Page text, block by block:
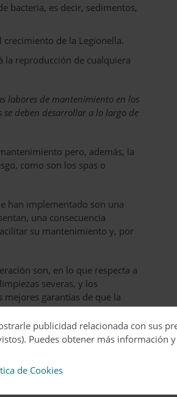
bacteria, es decir, sedimentos,
de la Legionella.
la reproducción de cualquiera
labores de mantenimiento en los
deben desarrollar a lo largo de
pero, además, la
como son los spas o
han implementado son una
una consecuencia
su mantenimiento y, por
son, en lo que respecta a
severas, y los
mejores garantías de que la
una accesibilidad
técnicos sin ningún problema.
en el mismo
publicidad relacionada con sus
Puedes obtener más información
de Cookies